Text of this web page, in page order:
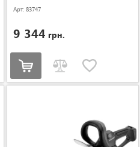
Арт: 83747
9 344 грн.